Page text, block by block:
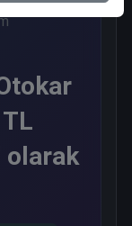
olarak